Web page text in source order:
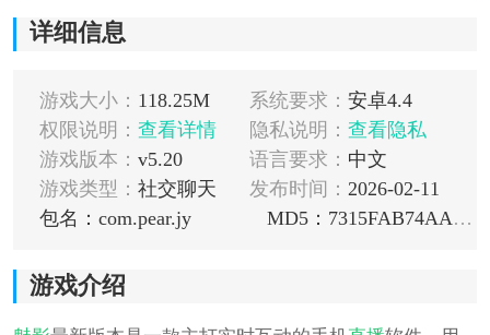
详细信息
游戏大小： 118.25M 系统要求： 安卓4.4
权限说明： 查看详情 隐私说明： 查看隐私
游戏版本： v5.20 语言要求： 中文
游戏类型： 社交聊天 发布时间： 2026-02-11
包名：com.pear.jy
MD5：7315FAB74AAD5C84251CB82A1C400758
游戏介绍